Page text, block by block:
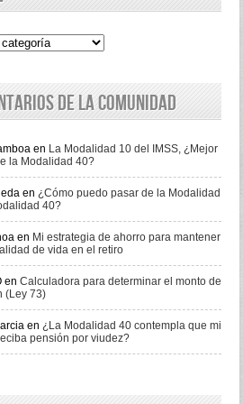
de la comunidad
en La Modalidad 10 del IMSS, ¿Mejor
la Modalidad 40?
en ¿Cómo puedo pasar de la Modalidad
40?
en Mi estrategia de ahorro para mantener
de vida en el retiro
en Calculadora para determinar el monto de
(Ley 73)
en ¿La Modalidad 40 contempla que mi
pensión por viudez?